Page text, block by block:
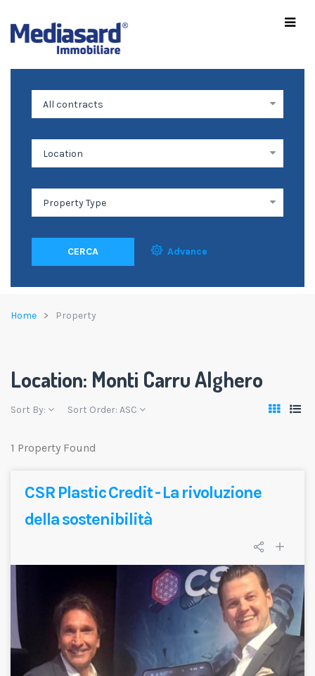
CERCA Advance
Home Property
Location: Monti Carru Alghero
Sort By: Sort Order: ASC
1 Property Found
CSR Plastic Credit - La rivoluzione
della sostenibilità